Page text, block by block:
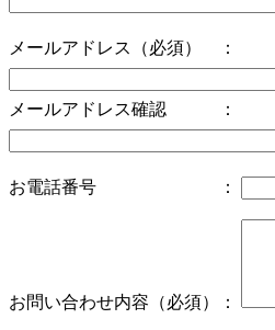
メールアドレス（必須） ：
メールアドレス確認 ：
お電話番号 ：
お問い合わせ内容（必須）：